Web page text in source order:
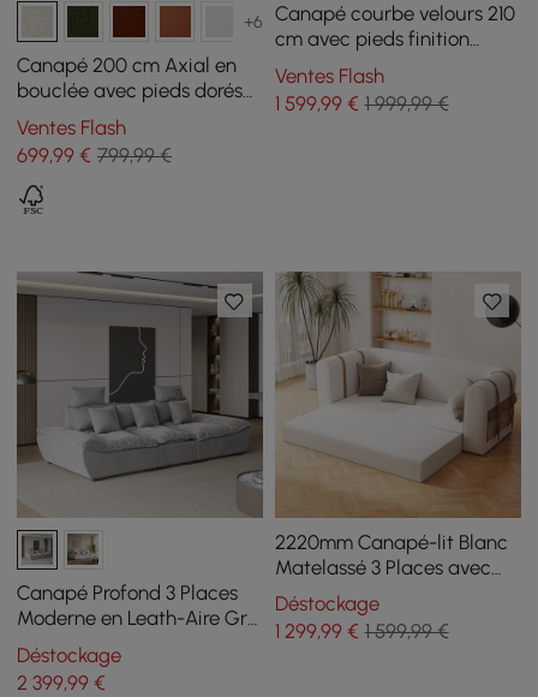
+6
Canapé 200 cm Axial en
bouclée avec pieds dorés
et coussins, Lot de 2
Ventes Flash
699,99 € 799,99 €
Canapé courbe velours 210
cm avec pieds finition
dorée et coussins
Ventes Flash
1 599,99€ 1 999,99 €
Canapé Profond 3 Places
Moderne en Leath-Aire Gris
2780mm avec Dossier
Réglable
Déstockage
2 399,99 €
2220mm Canapé-lit Blanc
Matelassé 3 Places avec
Rangement Latéral
Moderne
Déstockage
1 299,99€ 1 599,99 €